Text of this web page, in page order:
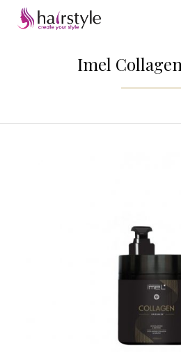
to
Imel